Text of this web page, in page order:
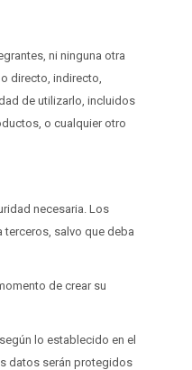
ni ninguna otra
directo, indirecto,
de utilizarlo, incluidos
o cualquier otro
necesaria. Los
salvo que deba
de crear su
lo establecido en el
datos serán protegidos